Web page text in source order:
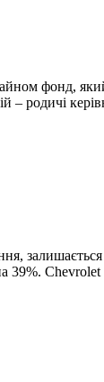
фонд,
– родичі
39%.